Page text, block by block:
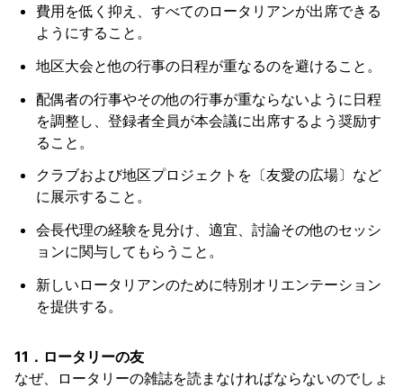
費用を低く抑え、すべてのロータリアンが出席できる
ようにすること。
地区大会と他の行事の日程が重なるのを避けること。
配偶者の行事やその他の行事が重ならないように日程
を調整し、登録者全員が本会議に出席するよう奨励す
ること。
クラブおよび地区プロジェクトを〔友愛の広場〕など
に展示すること。
会長代理の経験を見分け、適宜、討論その他のセッシ
ョンに関与してもらうこと。
新しいロータリアンのために特別オリエンテーション
を提供する。
11．ロータリーの友
なぜ、ロータリーの雑誌を読まなければならないのでしょ